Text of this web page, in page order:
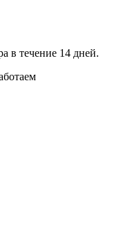
в течение 14 дней.